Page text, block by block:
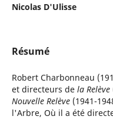
Nicolas D'Ulisse
Résumé
Robert Charbonneau
et directeurs de la Relève
Nouvelle Relève(1941-
l'Arbre, Où il a été